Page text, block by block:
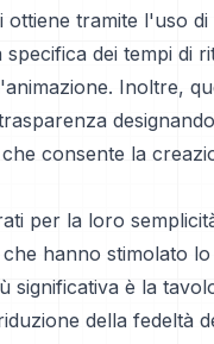
ottiene tramite l'uso
dei tempi di
Inoltre,
consente la
per la loro
hanno stimolato
significativa è la
della fedeltà